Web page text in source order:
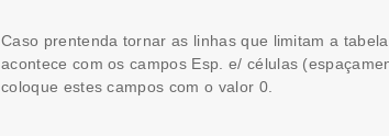
Caso prentenda tornar as linhas que limitam a
acontece com os campos Esp. e/ células
coloque estes campos com o valor 0.